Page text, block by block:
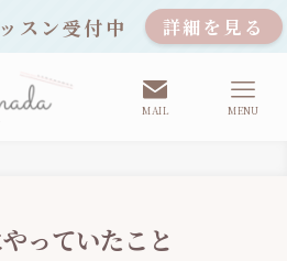
スン受付中 詳細を見る
MAIL MENU
っていたこと